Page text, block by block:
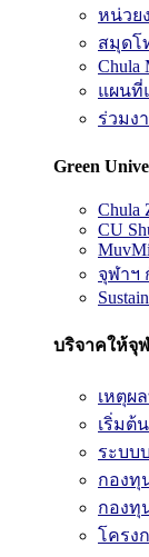
หน่วย
สมุดโ
Chula
แผนที่
ร่วมง
Green
Chula
CU
MuvMi
จุฬาฯ
บริจาคให้จุ
เหตุผ
เริ่มต้
ระบบ
กองทุ
กองทุ
โครง